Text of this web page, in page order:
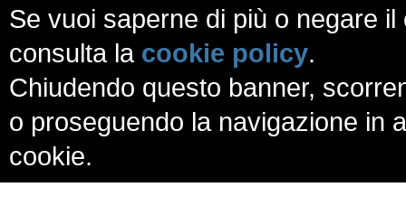
Se vuoi saperne di più o negare
consulta la cookie policy.
Chiudendo questo banner,
o proseguendo la navigazione in
cookie.